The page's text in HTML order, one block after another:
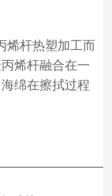
烯杆热塑加工而
烯杆融合在一
绵在擦拭过程